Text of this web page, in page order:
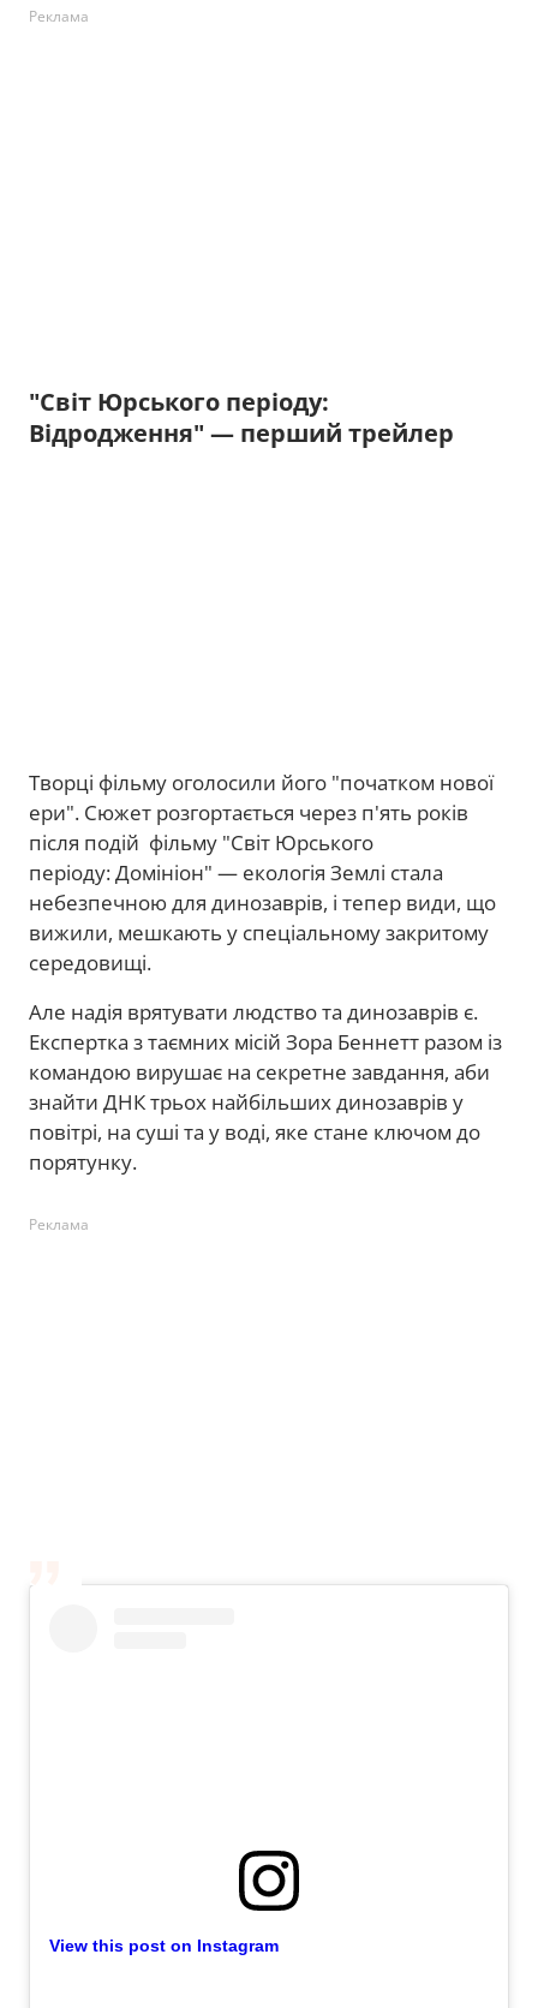
Реклама
"Світ Юрського періоду:
Відродження" — перший трейлер
Творці фільму оголосили його "початком нової
ери". Сюжет розгортається через п'ять років
після подій фільму "Світ Юрського
періоду: Домініон" — екологія Землі стала
небезпечною для динозаврів, і тепер види, що
вижили, мешкають у спеціальному закритому
середовищі.
Але надія врятувати людство та динозаврів є.
Експертка з таємних місій Зора Беннетт разом із
командою вирушає на секретне завдання, аби
знайти ДНК трьох найбільших динозаврів у
повітрі, на суші та у воді, яке стане ключом до
порятунку.
Реклама
View this post on Instagram